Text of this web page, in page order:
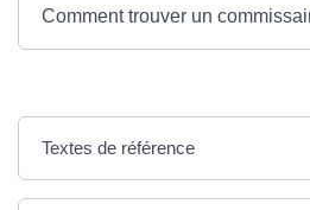
Comment trouver un
Textes de référence